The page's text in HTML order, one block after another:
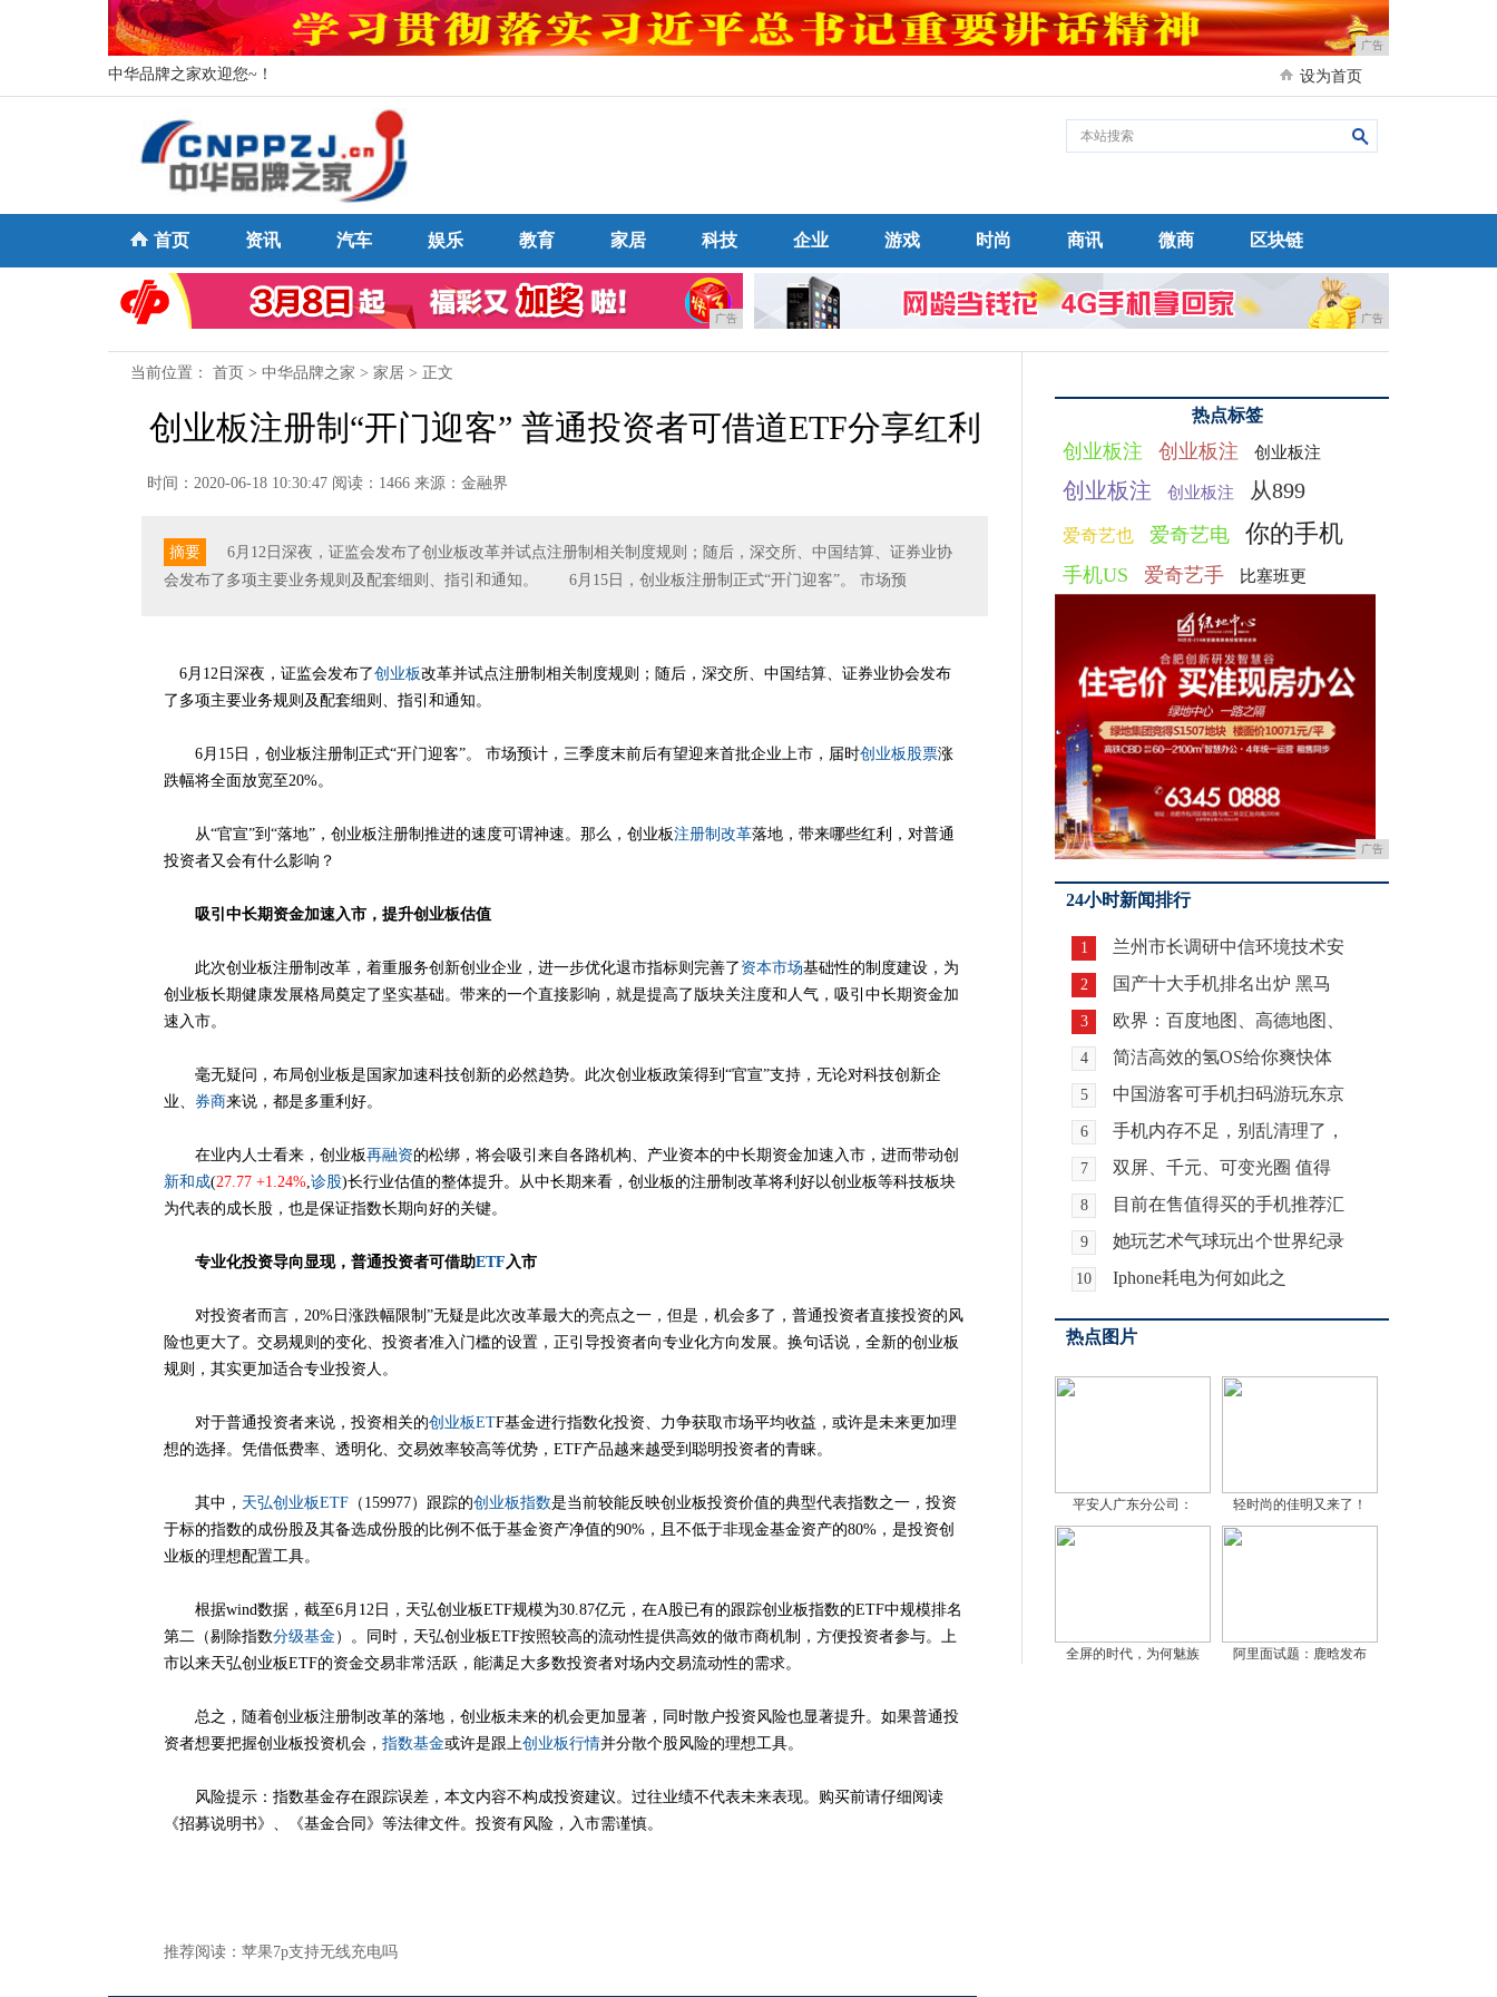
广告
中华品牌之家欢迎您~！ 设为首页
首页 资讯 汽车 娱乐 教育 家居 科技 企业 游戏 时尚 商讯 微商 区块链
广告 广告
当前位置： 首页 > 中华品牌之家 > 家居 > 正文
创业板注册制“开门迎客” 普通投资者可借道ETF分享红利
时间：2020-06-18 10:30:47 阅读：1466 来源：金融界
摘要
6月12日深夜，证监会发布了创业板改革并试点注册制相关制度规则；随后，深交所、中国结算、证券业协
会发布了多项主要业务规则及配套细则、指引和通知。 6月15日，创业板注册制正式“开门迎客”。 市场预
6月12日深夜，证监会发布了创业板改革并试点注册制相关制度规则；随后，深交所、中国结算、证券业协会发布
了多项主要业务规则及配套细则、指引和通知。
6月15日，创业板注册制正式“开门迎客”。 市场预计，三季度末前后有望迎来首批企业上市，届时创业板股票涨
跌幅将全面放宽至20%。
从“官宣”到“落地”，创业板注册制推进的速度可谓神速。那么，创业板注册制改革落地，带来哪些红利，对普通
投资者又会有什么影响？
吸引中长期资金加速入市，提升创业板估值
此次创业板注册制改革，着重服务创新创业企业，进一步优化退市指标则完善了 资本市场基础性的制度建设，为
创业板长期健康发展格局奠定了坚实基础。带来的一个直接影响，就是提高了版块关注度和人气，吸引中长期资金加
速入市。
毫无疑问，布局创业板是国家加速科技创新的必然趋势。此次创业板政策得到“官宣”支持，无论对科技创新企
业、 券商来说，都是多重利好。
在业内人士看来，创业板再融资的松绑，将会吸引来自各路机构、产业资本的中长期资金加速入市，进而带动创
新和成(27.77 +1.24%,诊股)长行业估值的整体提升。从中长期来看，创业板的注册制改革将利好以创业板等科技板块
为代表的成长股，也是保证指数长期向好的关键。
专业化投资导向显现， 普通投资者可借助ETF入市
对投资者而言，20%日涨跌幅限制”无疑是此次改革最大的亮点之一，但是，机会多了，普通投资者直接投资的风
险也更大了。交易规则的变化、投资者准入门槛的设置，正引导投资者向专业化方向发展。换句话说，全新的创业板
规则，其实更加适合专业投资人。
对于普通投资者来说，投资相关的创业板ETF基金进行指数化投资、力争获取市场平均收益，或许是未来更加理
想的选择。凭借低费率、透明化、交易效率较高等优势，ETF产品越来越受到聪明投资者的青睐。
其中， 天弘创业板ETF （159977）跟踪的创业板指数是当前较能反映创业板投资价值的典型代表指数之一，投资
于标的指数的成份股及其备选成份股的比例不低于基金资产净值的90%，且不低于非现金基金资产的80%，是投资创
业板的理想配置工具。
根据wind数据，截至6月12日，天弘创业板ETF规模为30.87亿元，在A股已有的跟踪创业板指数的ETF中规模排名
第二（剔除指数分级基金 ）。同时，天弘创业板ETF按照较高的流动性提供高效的做市商机制，方便投资者参与。上
市以来天弘创业板ETF的资金交易非常活跃，能满足大多数投资者对场内交易流动性的需求。
总之，随着创业板注册制改革的落地，创业板未来的机会更加显著，同时散户投资风险也显著提升。如果普通投
资者想要把握创业板投资机会， 指数基金或许是跟上创业板行情并分散个股风险的理想工具。
风险提示：指数基金存在跟踪误差，本文内容不构成投资建议。过往业绩不代表未来表现。购买前请仔细阅读
《招募说明书》、《基金合同》等法律文件。投资有风险，入市需谨慎。
推荐阅读： 苹果7p支持无线充电吗
热点标签
创业板注 创业板注 创业板注
创业板注 创业板注 从899
爱奇艺也 爱奇艺电 你的手机
手机US 爱奇艺手 比塞班更
广告
24小时新闻排行
1 兰州市长调研中信环境技术安
2 国产十大手机排名出炉 黑马
3 欧界：百度地图、高德地图、
4 简洁高效的氢OS给你爽快体
5 中国游客可手机扫码游玩东京
6 手机内存不足，别乱清理了，
7 双屏、千元、可变光圈 值得
8 目前在售值得买的手机推荐汇
9 她玩艺术气球玩出个世界纪录
10 Iphone耗电为何如此之
热点图片
平安人广东分公司： 轻时尚的佳明又来了！
全屏的时代，为何魅族 阿里面试题：鹿晗发布